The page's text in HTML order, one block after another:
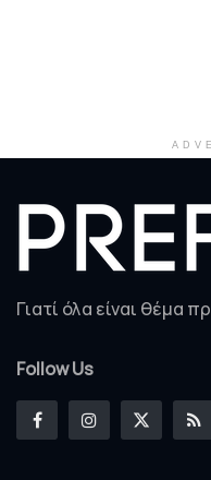
Γιατί όλα είναι θέμα
Follow Us